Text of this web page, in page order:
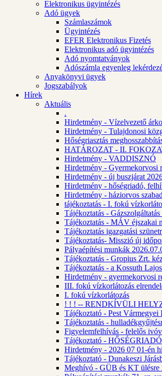
Elektronikus ügyintézés
Adó ügyek
Számlaszámok
Ügyintézés
EFER Elektronikus Fizetés
Elektronikus adó ügyintézés
Adó nyomtatványok
Adószámla egyenleg
Anyakönyvi ügyek
Jogszabályok
Hírek
Aktuális
.
Hirdetmény - Vízelvezető
Hirdetmény - Tulajdonosi
Hőségriasztás
HATÁROZAT - II.
Hirdetmény - VADDISZNÓ
Hirdetmény - Gyermekorvosi
Hirdetmény - új buszjárat
Hirdetmény - hőségriadó,
Hirdetmény - háziorvos
tájékoztatás - I. fokú
Tájékoztatás - Gázszolgáltatás
Tájékoztatás - MÁV éjszakai
Tájékoztatás igazgatási
Tájékoztatás- Misszió új
Pályaépítési munkák
Tájékoztatás - Gropius Zrt.
Tájékoztatás - a Kossuth
Hirdetmény - gyermekorvosi
III. fokú vízkorlátozás
I. fokú vízkorlátozás
! ! ! -- RENDKÍVÜLI
Tájékoztató - Pest Vármegyei
Tájékoztatás -
Figyelemfelhívás - felelős
Tájékoztató - HŐSÉGRIADÓ
Hirdetmény - 2026 07 01-én
Tájékoztató - Dunakeszi
Meghívó - GÜB és KT ülésre